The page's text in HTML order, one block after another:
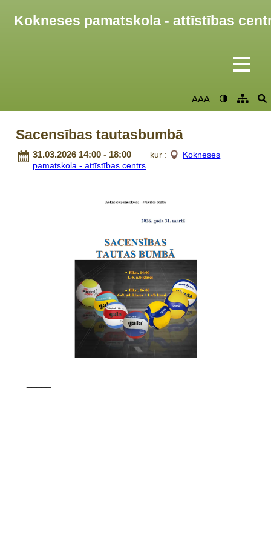
Kokneses pamatskola - attīstības
AAA
Sacensības tautasbumbā
31.03.2026 14:00 - 18:00 kur :
Kokneses
pamatskola - attīstības centrs